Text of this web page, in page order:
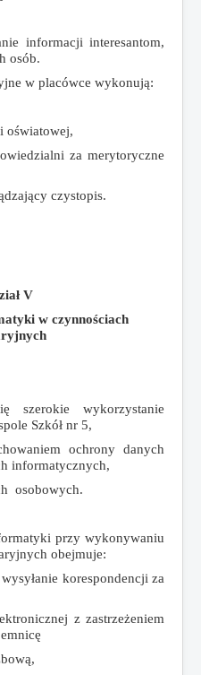
interesantom,
osób.
w placówce wykonują:
za merytoryczne
czystopis.
V
w czynnościach
szerokie wykorzystanie
Szkół nr 5,
danych
informatycznych,
przy wykonywaniu
obejmuje:
korespondencji za
z zastrzeżeniem